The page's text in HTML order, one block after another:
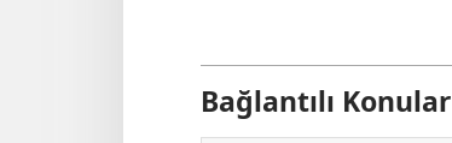
Bağlantılı Konular